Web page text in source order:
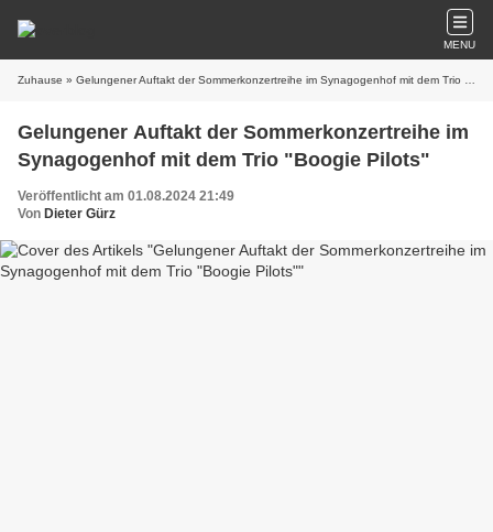
MENU
Zuhause » Gelungener Auftakt der Sommerkonzertreihe im Synagogenhof mit dem Trio "Boogie Pilots"
Gelungener Auftakt der Sommerkonzertreihe im
Synagogenhof mit dem Trio "Boogie Pilots"
Veröffentlicht am 01.08.2024 21:49
Von Dieter Gürz